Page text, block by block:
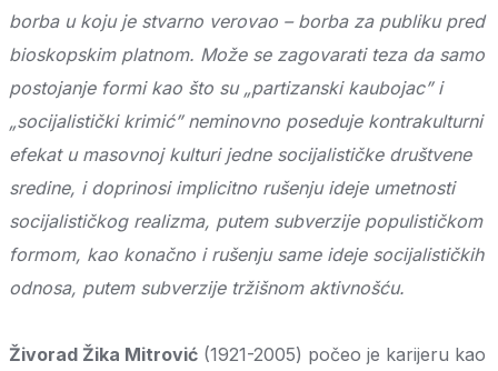
borba u koju je stvarno verovao – borba za publiku pred
bioskopskim platnom. Može se zagovarati teza da samo
postojanje formi kao što su „partizanski kaubojac” i
„socijalistički krimić” neminovno poseduje kontrakulturni
efekat u masovnoj kulturi jedne socijalističke društvene
sredine, i doprinosi implicitno rušenju ideje umetnosti
socijalističkog realizma, putem subverzije populističkom
formom, kao konačno i rušenju same ideje socijalističkih
odnosa, putem subverzije tržišnom aktivnošću.
Živorad Žika Mitrović (1921-2005) počeo je karijeru kao